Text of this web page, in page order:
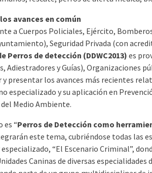
avances en común
a Cuerpos Policiales, Ejército,
Seguridad Privada (con
Perros de detección (DDWC2013)es
y Guías), Organizaciones
presentar los avances más recientes
especializado y su aplicación en
Medio Ambiente.
es “Perros de Detección como
este tema, cubriéndose todas las
“El Escenario Criminal”,
Caninas de diversas